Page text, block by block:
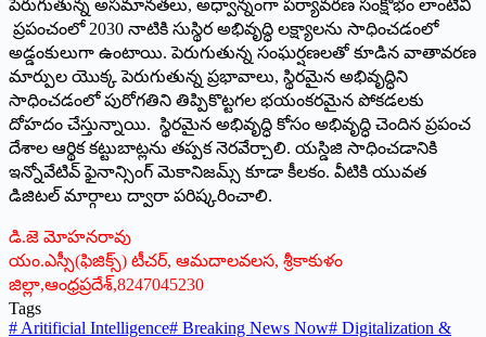
పెరుగుతున్న అసమానతలు, అధ్వాన్నంగా పర్యావరణ సంక్షోభం లాంటివి
ప్రపంచంలో 2030 నాటికి సుస్థిర అభివృద్ధి లక్ష్యాలను సాధించడంలో
అడ్డంకులుగా ఉంటాయి. పెరుగుతున్న సంఘర్షణలతో కూడిన వాతావరణ
మార్పుల యొక్క పెరుగుతున్న ప్రభావాలు, స్థిరమైన అభివృద్ధిని
సాధించడంలో పురోగతిని తిప్పికొట్టగల భయంకరమైన పోకడలకు
దోహదం చేస్తున్నాయి. స్థిరమైన అభివృద్ధి కోసం అభివృద్ధి చెందిన ప్రపంచ
దేశాల ఆర్థిక కట్టుబాట్లను తప్పక నెరవేర్చాలి. యస్డిజి సాధించడానికి
ఇన్నోవేటివ్‌ ఫైనాన్సింగ్‌ మెకానిజమ్స్‌ కూడా కీలకం. వీటికి యువత
డిజిటల్‌ మార్గాలు ద్వారా పరిష్కరించాలి.
డి.జె మోహనరావు
యం.ఎస్సీ(ఫిజిక్స్‌) టీచర్‌, ఆమదాలవలస, శ్రీకాకుళం
జిల్లా,ఆంధ్రప్రదేశ్‌,8247045230
Tags
# Aritificial Intelligence# Breaking News Now# Digitalization &